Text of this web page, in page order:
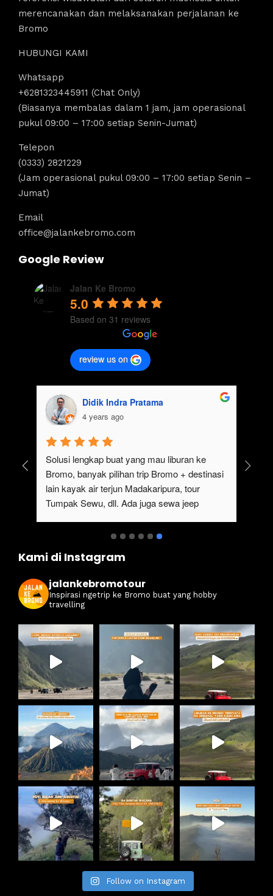
merencanakan dan melaksanakan perjalanan ke
Bromo
HUBUNGI KAMI
Whatsapp
+6281323445911 (Chat Only)
(Biasanya membalas dalam 1 jam, jam operasional
pukul 09:00 – 17:00 setiap Senin-Jumat)
Telepon
(0333) 2821229
(Jam operasional pukul 09:00 – 17:00 setiap Senin –
Jumat)
Email
office@jalankebromo.com
Google Review
Jalan Ke Bromo
5.0
Based on 31 reviews
review us on
Didik Indra Pratama
4 years ago
Solusi lengkap buat yang mau liburan ke
Bromo, banyak pilihan trip Bromo + destinasi
lain kayak air terjun Madakaripura, tour
Tumpak Sewu, dll. Ada juga sewa jeep
Kami di Instagram
jalankebromotour
Inspirasi ngetrip ke Bromo buat yang hobby
travelling
Follow on Instagram